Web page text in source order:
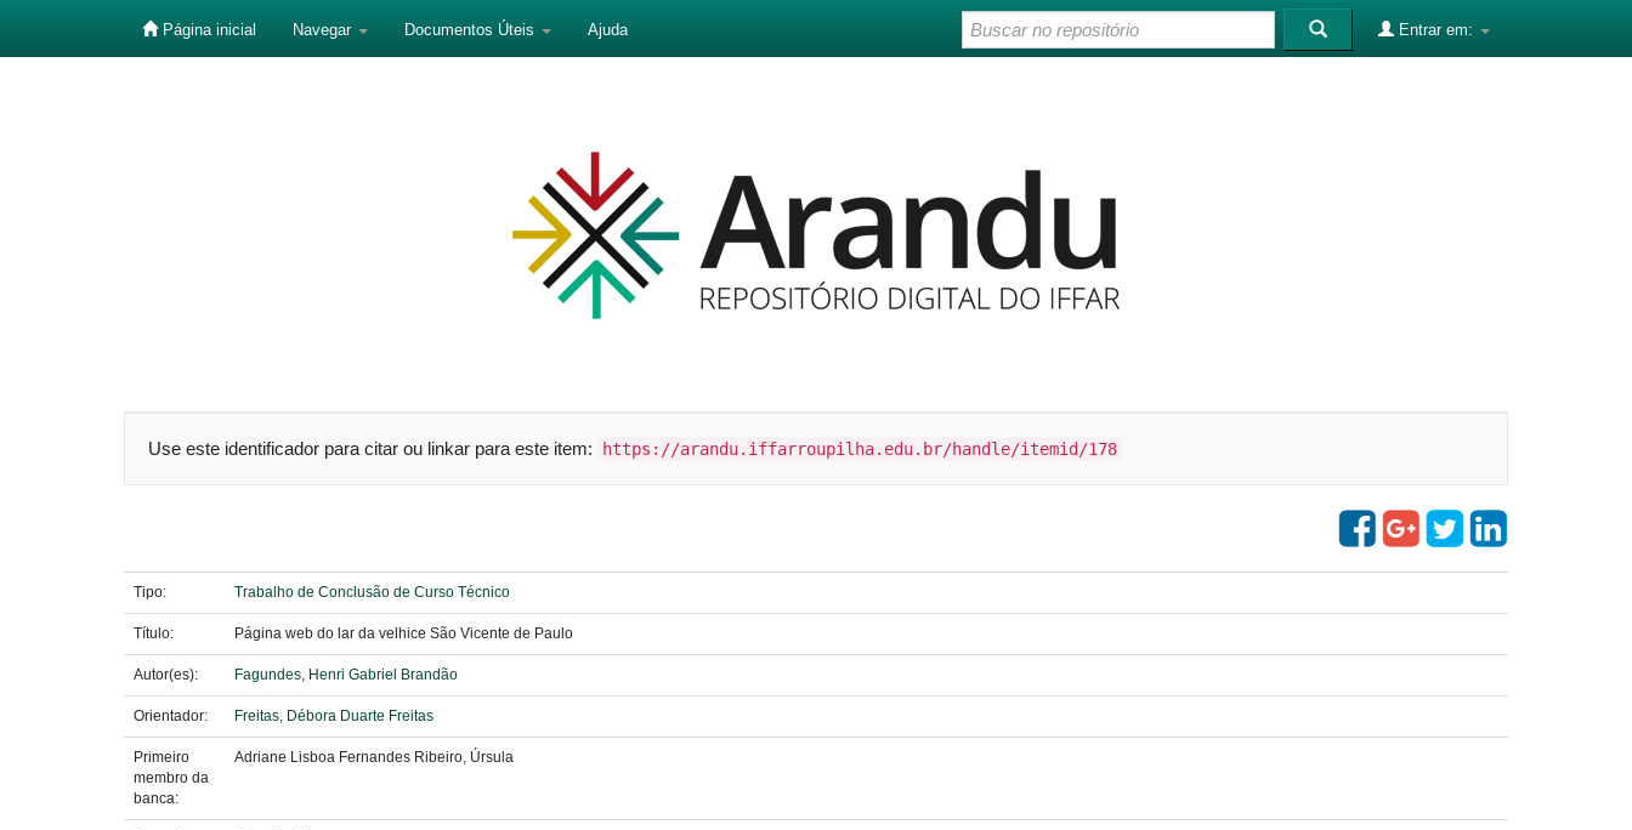
Página inicial Navegar Documentos Úteis Ajuda Entrar em:
Use este identificador para citar ou linkar para este item: https://arandu.iffarroupilha.edu.br/handle/itemid/178
Tipo: Trabalho de Conclusão de Curso Técnico
Título: Página web do lar da velhice São Vicente de Paulo
Autor(es): Fagundes, Henri Gabriel Brandão
Orientador: Freitas, Débora Duarte Freitas
Primeiro
membro da
banca:
Adriane Lisboa Fernandes Ribeiro, Úrsula